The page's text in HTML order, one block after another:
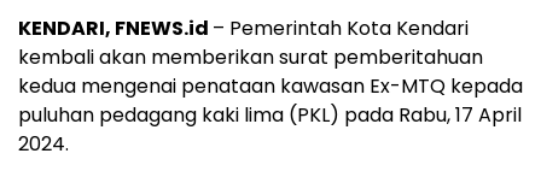
KENDARI, FNEWS.id – Pemerintah Kota Kendari
kembali akan memberikan surat pemberitahuan
kedua mengenai penataan kawasan Ex-MTQ kepada
puluhan pedagang kaki lima (PKL) pada Rabu, 17 April
2024.